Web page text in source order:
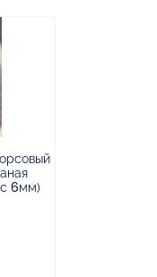
6мм)